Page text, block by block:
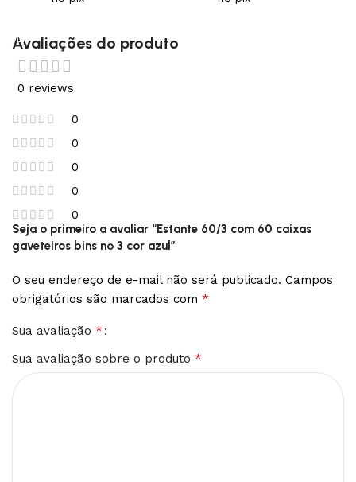
Avaliações do produto
0 reviews
0
0
0
0
0
Seja o primeiro a avaliar “Estante 60/3 com 60 caixas
gaveteiros bins nº 3 cor azul”
O seu endereço de e-mail não será publicado. Campos
obrigatórios são marcados com *
Sua avaliação *
Sua avaliação sobre o produto *